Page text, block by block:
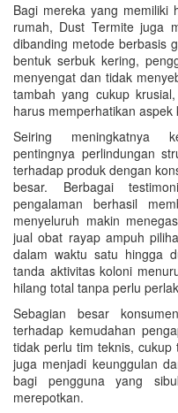
Bagi mereka yang memiliki
rumah, Dust Termite juga
dibanding metode berbasis
bentuk serbuk kering,
menyengat dan tidak
tambah yang cukup
harus memperhatikan aspek
Seiring meningkatnya
pentingnya perlindungan
terhadap produk dengan
besar. Berbagai
pengalaman berhasil
menyeluruh makin
jual obat rayap ampuh
dalam waktu satu hingga
tanda aktivitas koloni
hilang total tanpa perlu
Sebagian besar
terhadap kemudahan
tidak perlu tim teknis,
juga menjadi keunggulan
bagi pengguna yang
merepotkan.